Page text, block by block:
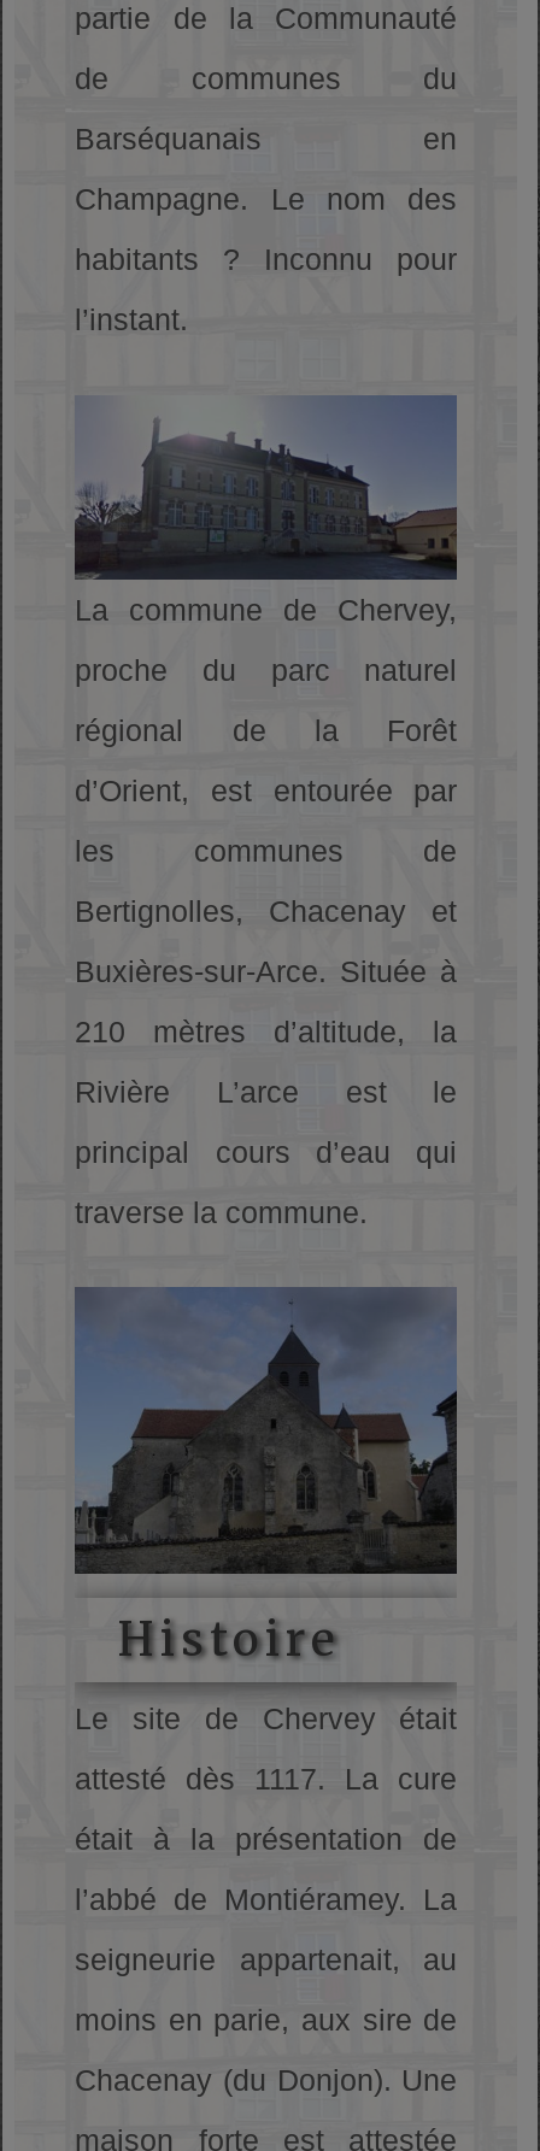
partie de la Communauté
de communes du
Barséquanais en
Champagne. Le nom des
habitants ? Inconnu pour
l’instant.
La commune de Chervey,
proche du parc naturel
régional de la Forêt
d’Orient, est entourée par
les communes de
Bertignolles, Chacenay et
Buxières-sur-Arce. Située à
210 mètres d’altitude, la
Rivière L’arce est le
principal cours d’eau qui
traverse la commune.
Histoire
Le site de Chervey était
attesté dès 1117. La cure
était à la présentation de
l’abbé de Montiéramey. La
seigneurie appartenait, au
moins en parie, aux sire de
Chacenay (du Donjon). Une
maison forte est attestée